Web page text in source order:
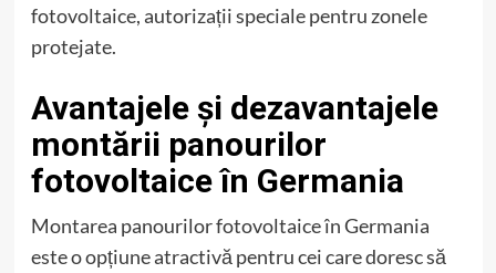
fotovoltaice, autorizații speciale pentru zonele
protejate.
Avantajele și dezavantajele
montării panourilor
fotovoltaice în Germania
Montarea panourilor fotovoltaice în Germania
este o opțiune atractivă pentru cei care doresc să